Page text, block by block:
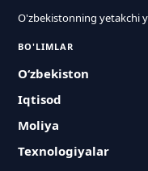
O'zbekistonning yetakchi
BO'LIMLAR
O‘zbekiston
Iqtisod
Moliya
Texnologiyalar